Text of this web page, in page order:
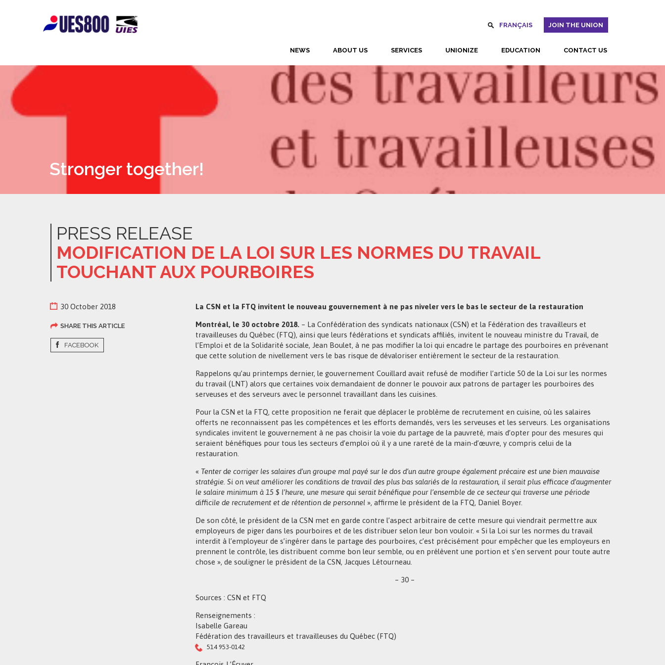
FRANÇAIS JOIN THE UNION
NEWS ABOUT US SERVICES UNIONIZE EDUCATION CONTACT US
Stronger together!
PRESS RELEASE
MODIFICATION DE LA LOI SUR LES NORMES DU TRAVAIL
TOUCHANT AUX POURBOIRES
30 October 2018
SHARE THIS ARTICLE
FACEBOOK
La CSN et la FTQ invitent le nouveau gouvernement à ne pas niveler vers le bas le secteur de la restauration
Montréal, le 30 octobre 2018.– La Confédération des syndicats nationaux (CSN) et la Fédération des travailleurs et
travailleuses du Québec (FTQ), ainsi que leurs fédérations et syndicats affiliés, invitent le nouveau ministre du Travail, de
l’Emploi et de la Solidarité sociale, Jean Boulet, à ne pas modifier la loi qui encadre le partage des pourboires en prévenant
que cette solution de nivellement vers le bas risque de dévaloriser entièrement le secteur de la restauration.
Rappelons qu’au printemps dernier, le gouvernement Couillard avait refusé de modifier l’article 50 de la Loi sur les normes
du travail (LNT) alors que certaines voix demandaient de donner le pouvoir aux patrons de partager les pourboires des
serveuses et des serveurs avec le personnel travaillant dans les cuisines.
Pour la CSN et la FTQ, cette proposition ne ferait que déplacer le problème de recrutement en cuisine, où les salaires
offerts ne reconnaissent pas les compétences et les efforts demandés, vers les serveuses et les serveurs. Les organisations
syndicales invitent le gouvernement à ne pas choisir la voie du partage de la pauvreté, mais d’opter pour des mesures qui
seraient bénéfiques pour tous les secteurs d’emploi où il y a une rareté de la main-d’œuvre, y compris celui de la
restauration.
« Tenter de corriger les salaires d’un groupe mal payé sur le dos d’un autre groupe également précaire est une bien mauvaise
stratégie. Si on veut améliorer les conditions de travail des plus bas salariés de la restauration, il serait plus efficace d’augmenter
le salaire minimum à 15 $ l’heure, une mesure qui serait bénéfique pour l’ensemble de ce secteur qui traverse une période
difficile de recrutement et de rétention de personnel», affirme le président de la FTQ, Daniel Boyer.
De son côté, le président de la CSN met en garde contre l’aspect arbitraire de cette mesure qui viendrait permettre aux
employeurs de piger dans les pourboires et de les distribuer selon leur bon vouloir. « Si la Loi sur les normes du travail
interdit à l’employeur de s’ingérer dans le partage des pourboires, c’est précisément pour empêcher que les employeurs en
prennent le contrôle, les distribuent comme bon leur semble, ou en prélèvent une portion et s’en servent pour toute autre
chose », de souligner le président de la CSN, Jacques Létourneau.
– 30 –
Sources : CSN et FTQ
Renseignements :
Isabelle Gareau
Fédération des travailleurs et travailleuses du Québec (FTQ)
514 953-0142